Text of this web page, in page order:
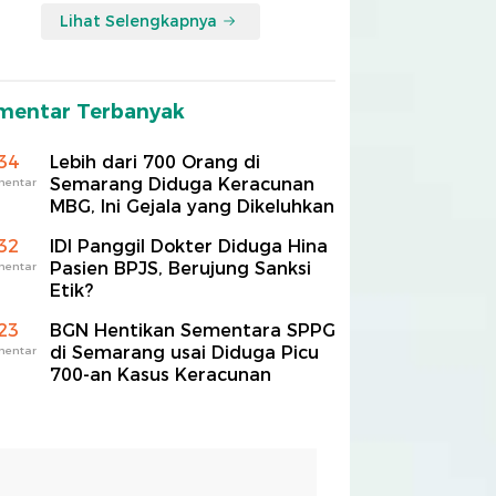
Lihat Selengkapnya
Terbanyak
Lebih dari 700 Orang di
Semarang Diduga Keracunan
MBG, Ini Gejala yang Dikeluhkan
IDI Panggil Dokter Diduga Hina
Pasien BPJS, Berujung Sanksi
Etik?
BGN Hentikan Sementara SPPG
di Semarang usai Diduga Picu
700-an Kasus Keracunan